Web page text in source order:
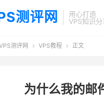
测评网
用心打造
VPS知识
测评网  VPS教程  正文
为什么我的邮